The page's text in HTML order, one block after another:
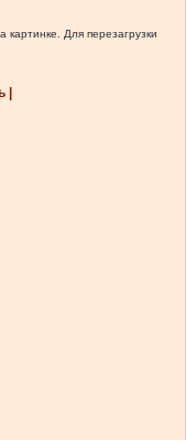
Для перезагрузки
|